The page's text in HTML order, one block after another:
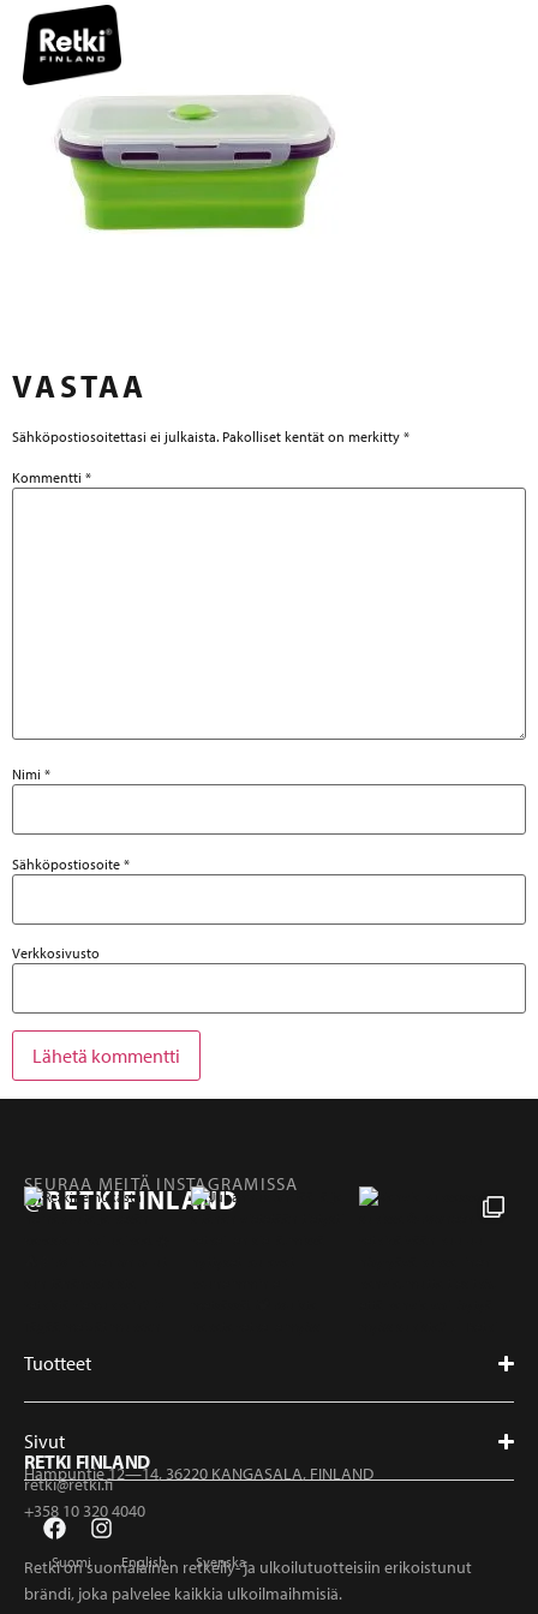
VASTAA
Sähköpostiosoitettasi ei julkaista. Pakolliset kentät on merkitty *
Kommentti *
Nimi *
Sähköpostiosoite *
Verkkosivusto
SEURAA MEITÄ INSTAGRAMISSA
@RETKIFINLAND
Tuotteet
Sivut
RETKI FINLAND
Hampuntie 12—14, 36220 KANGASALA, FINLAND
retki@retki.fi
+358 10 320 4040
Suomi English Svenska
Retki on suomalainen retkeily- ja ulkoilutuotteisiin erikoistunut
brändi, joka palvelee kaikkia ulkoilmaihmisiä.